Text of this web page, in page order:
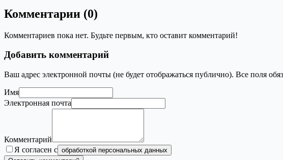
Комментарии (0)
Комментариев пока нет. Будьте первым, кто оставит комментарий!
Добавить комментарий
Ваш адрес электронной почты (не будет отображаться публично). Все поля
Имя
Электронная почта
Комментарий
Я согласен с обработкой персональных данных